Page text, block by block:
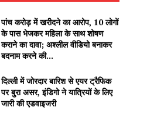
पांच करोड़ में खरीदने का आरोप, 10 लोगों
के पास भेजकर महिला के साथ शोषण
कराने का दावा; अश्लील वीडियो बनाकर
बदनाम करने की...
दिल्ली में जोरदार बारिश से एयर ट्रैफिक
पर बुरा असर, इंडिगो ने यात्रियों के लिए
जारी की एडवाइजरी